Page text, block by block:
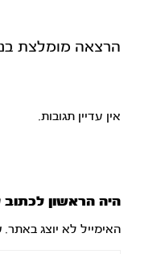
הרצאה מומלצת
אין עדיין תגובות.
היה הראשון לכתוב
האימייל לא יוצג באתר.